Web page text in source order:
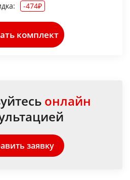
-474₽
комплект
онлайн
заявку